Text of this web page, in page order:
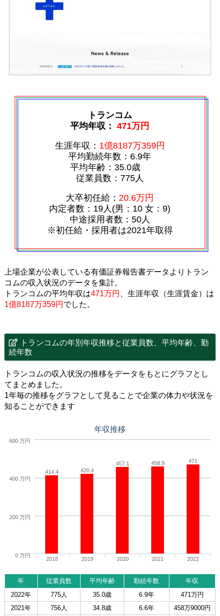
トランコム
平均年収：471万円
生涯年収： 1億8187万359円
平均勤続年数：6.9年
平均年齢：35.0歳
従業員数：775人
大卒初任給： 20.6万円
内定者数：19人(男：10 女：9)
中途採用者数：50人
※初任給・採用者は2021年取得
上場企業が公表している有価証券報告書データよりトラン
コムの収入状況のデータを集計。
トランコムの平均年収は471万円
、生涯年収（生涯賃金）は
1億8187万359円 でした。
トランコムの年別年収推移と従業員数、平均年齢、勤
続年数
トランコムの収入状況の推移をデータをもとにグラフとし
てまとめました。
1年毎の推移をグラフとして見ることで企業の体力や状況を
知ることができます
年収推移
414.4 420.4
457.1 458.9 471
2018 2019 2020 2021 2022
0 万円
200 万円
400 万円
600 万円
年 従業員数 平均年齢 勤続年数
年収
2022年
775人 35.0歳 6.9年
471万円
2021年
756人 34.8歳 6.6年 458万9000円